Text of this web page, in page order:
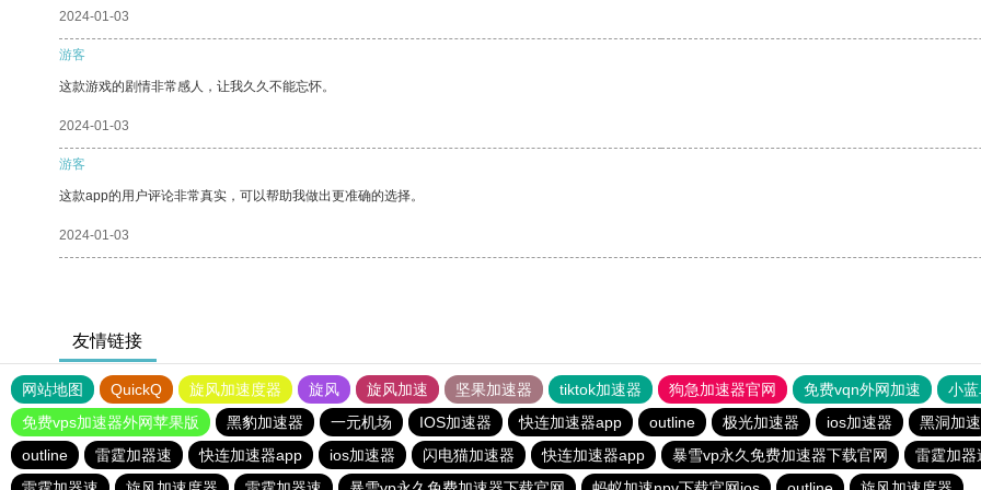
2024-01-03
游客
这款游戏的剧情非常感人，让我久久不能忘怀。
2024-01-03
游客
这款app的用户评论非常真实，可以帮助我做出更准确的选择。
2024-01-03
友情链接
网站地图 QuickQ 旋风加速度器 旋风 旋风加速 坚果加速器 tiktok加速器 狗急加速器官网 免费vqn外网加速 小
免费vps加速器外网苹果版
黑豹加速器 一元机场 IOS加速器 快连加速器app outline 极光加速器 ios加速器 黑洞加速
outline
雷霆加器速 快连加速器app ios加速器 闪电猫加速器 快连加速器app 暴雪vp永久免费加速器下载官网 雷霆加器